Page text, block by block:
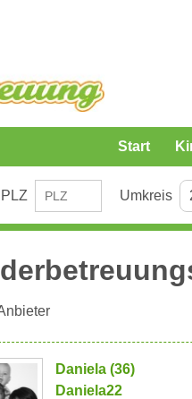
Start
PLZ Umkreis
Daniela (36)
Daniela22